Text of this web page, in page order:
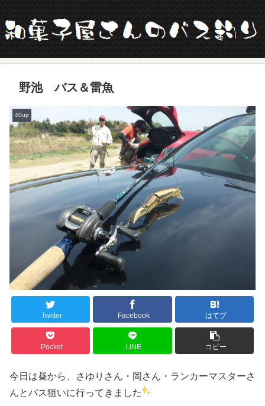
野池 バス＆雷魚
40up
Twitter Facebook はてブ
Pocket LINE コピー
今日は昼から、さゆりさん・岡さん・ランカーマスターさ
んとバス狙いに行ってきました